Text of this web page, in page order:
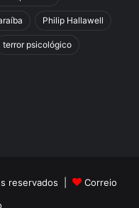
Philip Hallawell
terror psicológico
reservados |
Correio